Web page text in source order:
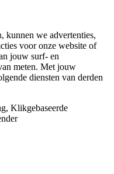
kunnen we advertenties,
voor onze website of
jouw surf- en
meten. Met jouw
diensten van derden
Klikgebaseerde